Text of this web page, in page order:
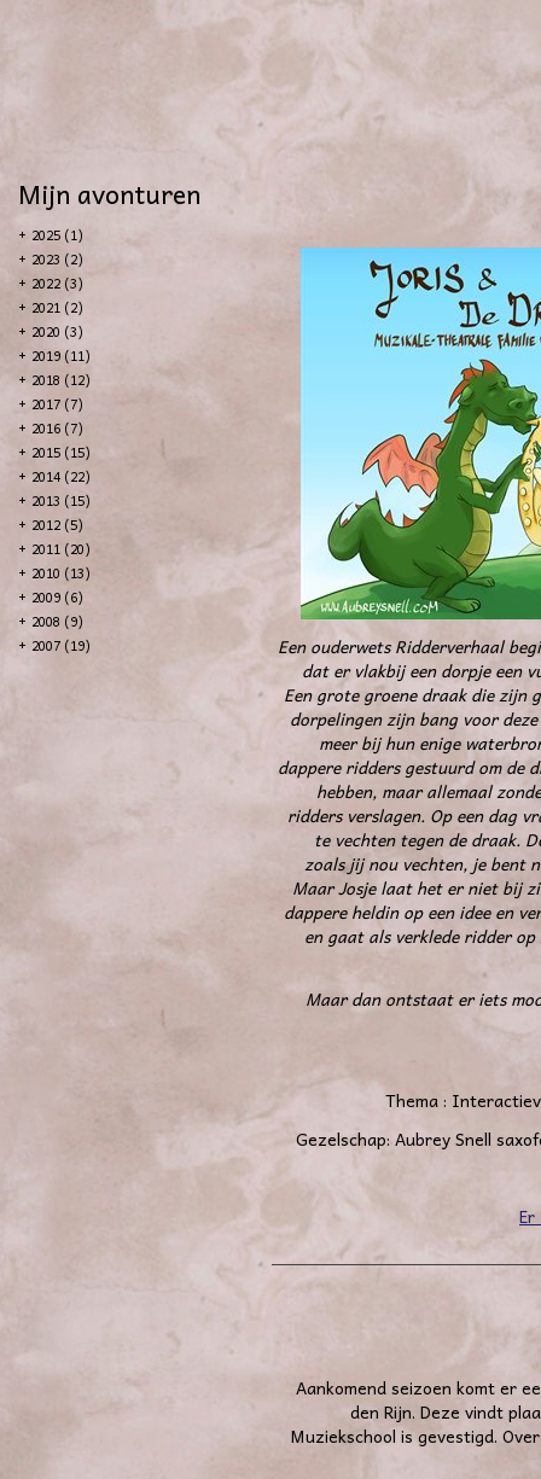
Mijn avonturen
+ 2025 (1)
+ 2023 (2)
+ 2022 (3)
+ 2021 (2)
+ 2020 (3)
+ 2019 (11)
+ 2018 (12)
+ 2017 (7)
+ 2016 (7)
+ 2015 (15)
+ 2014 (22)
+ 2013 (15)
+ 2012 (5)
+ 2011 (20)
+ 2010 (13)
+ 2009 (6)
+ 2008 (9)
+ 2007 (19)
Een ouderwets Ridderverhaal
dat er vlakbij een dorpje een
Een grote groene draak die zijn
dorpelingen zijn bang voor
meer bij hun enige
dappere ridders gestuurd om de
hebben, maar allemaal
ridders verslagen. Op een dag
te vechten tegen de draak.
zoals jij nou vechten, je bent
Maar Josje laat het er niet bij
dappere heldin op een idee en
en gaat als verklede ridder
Maar dan ontstaat er iets
Thema :
Gezelschap: Aubrey Snell
Aankomend seizoen komt er
den Rijn. Deze vindt
Muziekschool is gevestigd.